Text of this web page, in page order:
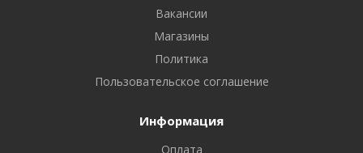
Вакансии
Магазины
Политика
Пользовательское соглашение
Информация
Оплата